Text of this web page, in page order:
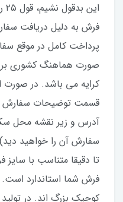
فرش به دلیل دریافت
پرداخت کامل در موقع
صورت هماهنگ کشوری
کرایه می باشد. در صورت
قسمت توضیحات سفارش
آدرس و زیر نقشه محل
سفارش آن را خواهید
تا دقیقا متناسب با سایز
فرش شما استاندارد
کوچیک بزرگ اند. در